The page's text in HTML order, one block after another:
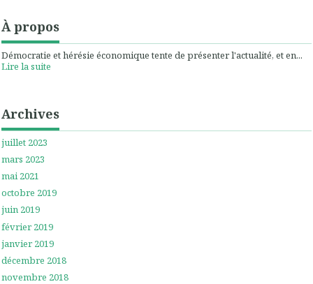
À propos
Démocratie et hérésie économique tente de présenter l'actualité, et en...
Lire la suite
Archives
juillet 2023
mars 2023
mai 2021
octobre 2019
juin 2019
février 2019
janvier 2019
décembre 2018
novembre 2018